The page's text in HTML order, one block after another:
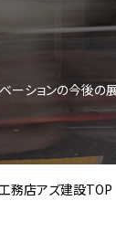
ーションの今後
務店アズ建設TOP